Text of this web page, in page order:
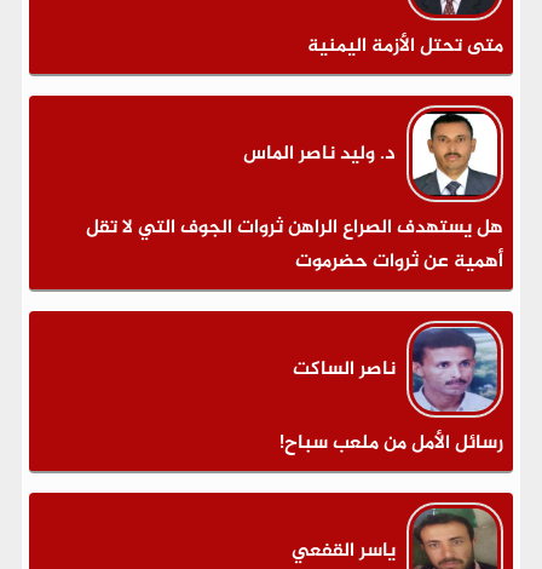
متى تحتل الأزمة اليمنية
د. وليد ناصر الماس
هل يستهدف الصراع الراهن ثروات الجوف التي لا تقل
أهمية عن ثروات حضرموت
ناصر الساكت
رسائل الأمل من ملعب سباح!
ياسر القفعي